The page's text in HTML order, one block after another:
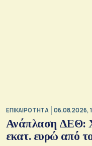
ΕΠΙΚΑΙΡΟΤΗΤΑ 06.08.2026,
Ανάπλαση ΔΕΘ:
εκατ.